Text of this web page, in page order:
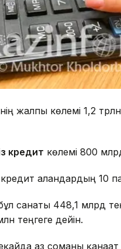
жалпы көлемі 1,2
кредит көлемі 800
алғандардың 10
санаты 448,1 млрд
теңгеге дейін.
аз соманы